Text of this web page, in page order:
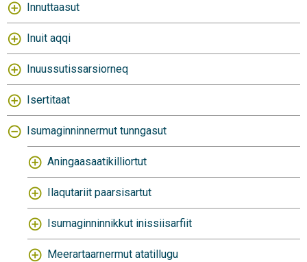
Innuttaasut
Inuit aqqi
Inuussutissarsiorneq
Isertitaat
Isumaginninnermut tunngasut
Aningaasaatikilliortut
Ilaqutariit paarsisartut
Isumaginninnikkut inissiisarfiit
Meerartaarnermut atatillugu